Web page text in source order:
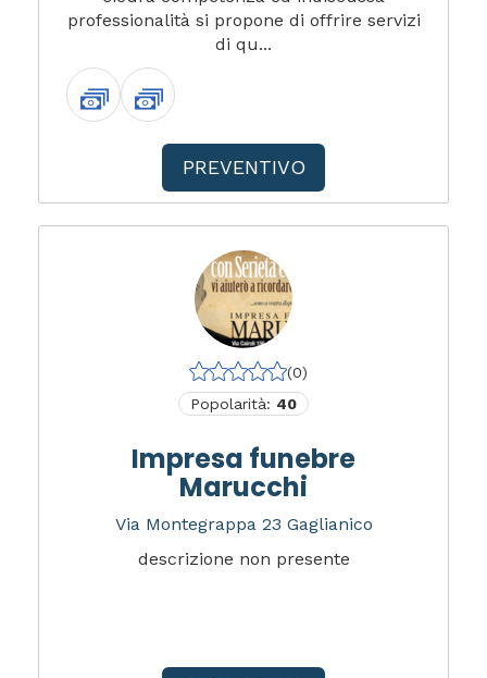
professionalità si propone di offrire servizi
di qu...
PREVENTIVO
(0)
Popolarità: 40
Impresa funebre
Marucchi
Via Montegrappa 23 Gaglianico
descrizione non presente